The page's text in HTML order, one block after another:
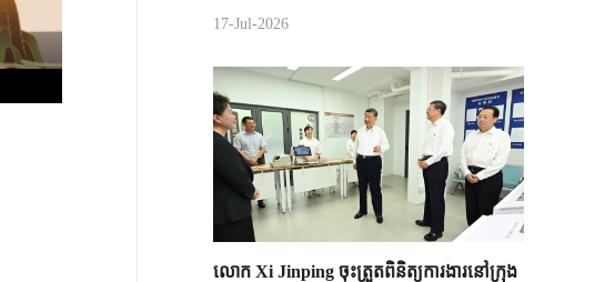
17-Jul-2026
លោក Xi Jinping ចុះត្រួតពិនិត្យការងារនៅក្រុង